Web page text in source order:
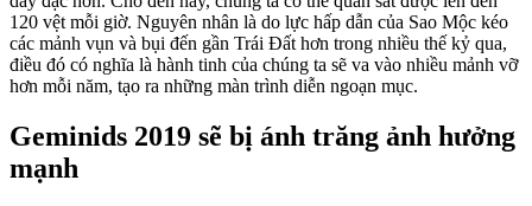
120 vệt mỗi giờ. Nguyên nhân là do lực hấp dẫn của Sao Mộc kéo
các mảnh vụn và bụi đến gần Trái Đất hơn trong nhiều thế kỷ qua,
điều đó có nghĩa là hành tinh của chúng ta sẽ va vào nhiều mảnh vỡ
hơn mỗi năm, tạo ra những màn trình diễn ngoạn mục.
Geminids 2019 sẽ bị ánh trăng ảnh hưởng
mạnh